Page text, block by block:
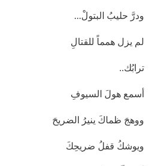
ودرَّ حليبُ البتولْ...
لم يزل همماً للقتالِ
ترابُك..
أسمع هولَ السيوفِ
ووهجَ ظماكَ ينيرُ الضريحَ
ويوشكُ قفلُ ضريحِكَ